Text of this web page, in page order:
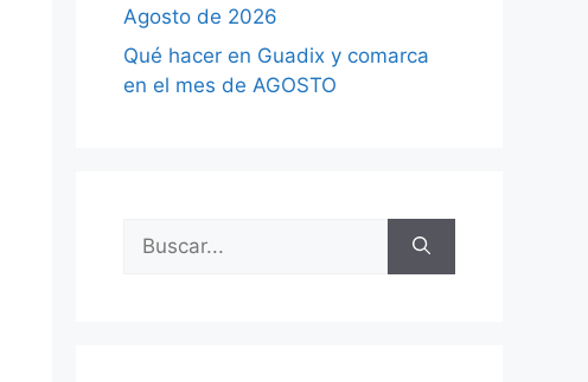
Agosto de 2026
Qué hacer en Guadix y comarca
en el mes de AGOSTO
Buscar: